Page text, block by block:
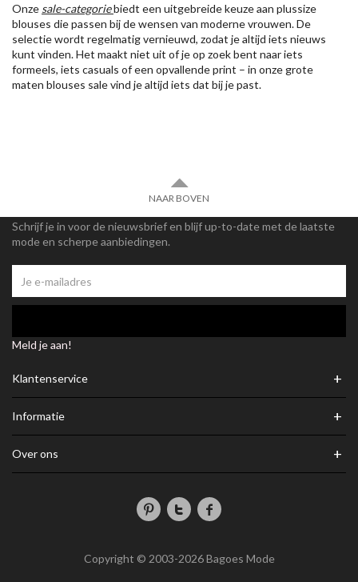
Onze sale-categoriebiedt een uitgebreide keuze aan plussize
blouses die passen bij de wensen van moderne vrouwen. De
selectie wordt regelmatig vernieuwd, zodat je altijd iets nieuws
kunt vinden. Het maakt niet uit of je op zoek bent naar iets
formeels, iets casuals of een opvallende print – in onze grote
maten blouses sale vind je altijd iets dat bij je past.
NAAR BOVEN
Schrijf je in voor de nieuwsbrief en blijf up-to-date met de laatste
mode en scherpe aanbiedingen.
Meld je aan!
Klantenservice +
Informatie +
Over ons +
Copyright © 2003-2026 Bagoes Mode